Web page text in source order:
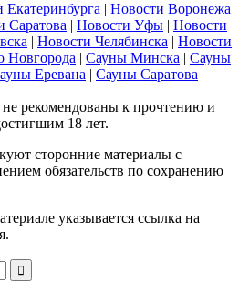
Екатеринбурга | Новости Воронежа
Саратова | Новости Уфы | Новости
| Новости Челябинска | Новости
Новгорода | Сауны Минска | Сауны
Еревана | Сауны Саратова
рекомендованы к прочтению и
18 лет.
сторонние материалы с
обязательств по сохранению
указывается ссылка на